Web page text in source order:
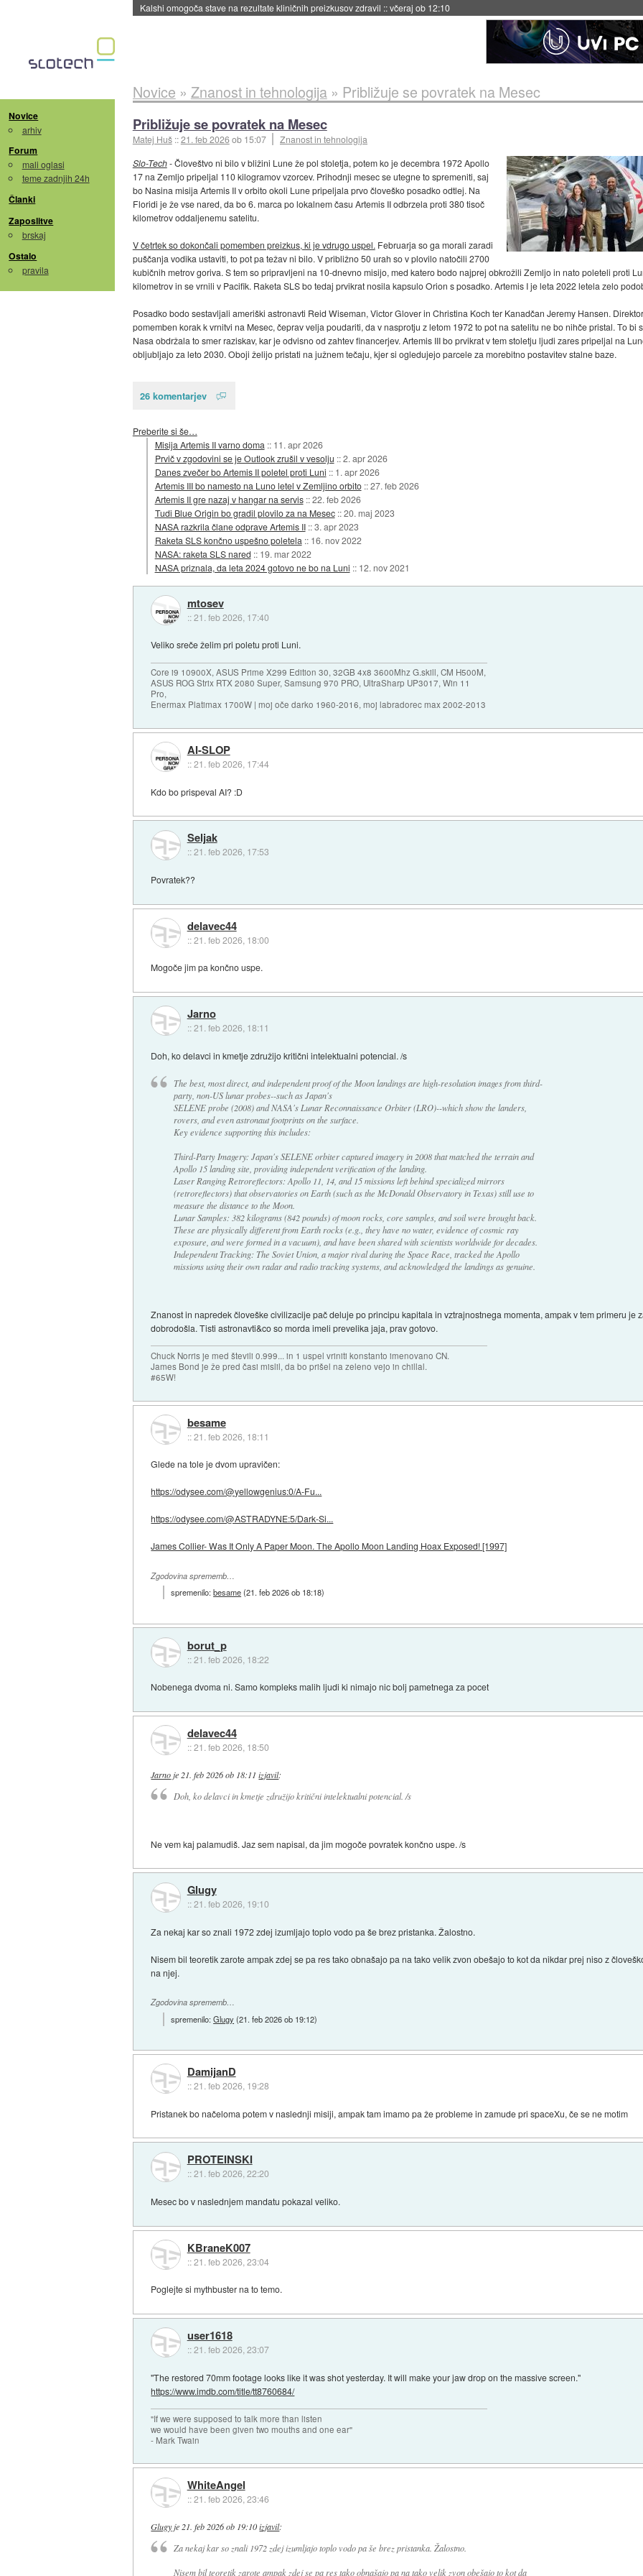
Sandisk že prodal več kot polovico SSD-jev za naslednji dve leti::včeraj ob 11:37
Novice
arhiv
Forum
mali oglasi
teme zadnjih 24h
Članki
Zaposlitve
brskaj
Ostalo
pravila
Novice » Znanost in tehnologija» Približuje se povratek na Mesec
Približuje se povratek na Mesec
Matej Huš ::21. feb 2026ob 15:07
Znanost in tehnologija
Slo-Tech- Človeštvo ni bilo v bližini Lune že pol stoletja, potem ko je decembra 1972 Apollo
17 na Zemljo pripeljal 110 kilogramov vzorcev. Prihodnji mesec se utegne to spremeniti, saj
bo Nasina misija Artemis II v orbito okoli Lune pripeljala prvo človeško posadko odtlej. Na
Floridi je že vse nared, da bo 6. marca po lokalnem času Artemis II odbrzela proti 380 tisoč
kilometrov oddaljenemu satelitu.
V četrtek so dokončali pomemben preizkus, ki je vdrugo uspel. Februarja so ga morali zaradi
puščanja vodika ustaviti, to pot pa težav ni bilo. V približno 50 urah so v plovilo natočili 2700
kubičnih metrov goriva. S tem so pripravljeni na 10-dnevno misijo, med katero bodo najprej obkrožili Zemljo in nato poleteli proti
kilometrov in se vrnili v Pacifik. Raketa SLS bo tedaj prvikrat nosila kapsulo Orion s posadko. Artemis I je leta 2022 letela zelo
Posadko bodo sestavljali ameriški astronavti Reid Wiseman, Victor Glover in Christina Koch ter Kanadčan Jeremy Hansen.
pomemben korak k vrnitvi na Mesec, čeprav velja poudariti, da v nasprotju z letom 1972 to pot na satelitu ne bo nihče pristal. To
Nasa obdržala to smer raziskav, kar je odvisno od zahtev financerjev. Artemis III bo prvikrat v tem stoletju ljudi zares pripeljal na
obljubljajo za leto 2030. Oboji želijo pristati na južnem tečaju, kjer si ogledujejo parcele za morebitno postavitev stalne baze.
26 komentarjev
Preberite si še…
Misija Artemis II varno doma :: 11. apr 2026
Prvič v zgodovini se je Outlook zrušil v vesolju ::2. apr 2026
Danes zvečer bo Artemis II poletel proti Luni :: 1. apr 2026
Artemis III bo namesto na Luno letel v Zemljino orbito ::27. feb 2026
Artemis II gre nazaj v hangar na servis ::22. feb 2026
Tudi Blue Origin bo gradil plovilo za na Mesec ::20. maj 2023
NASA razkrila člane odprave Artemis II ::3. apr 2023
Raketa SLS končno uspešno poletela :: 16. nov 2022
NASA: raketa SLS nared :: 19. mar 2022
NASA priznala, da leta 2024 gotovo ne bo na Luni :: 12. nov 2021
mtosev
::21. feb 2026, 17:40
Veliko sreče želim pri poletu proti Luni.
Core i9 10900X, ASUS Prime X299 Edition 30, 32GB 4x8 3600Mhz G.skill, CM H500M,
ASUS ROG Strix RTX 2080 Super, Samsung 970 PRO, UltraSharp UP3017, Win 11
Pro,
Enermax Platimax 1700W | moj oče darko 1960-2016, moj labradorec max 2002-2013
AI-SLOP
::21. feb 2026, 17:44
Kdo bo prispeval AI? :D
Seljak
::21. feb 2026, 17:53
Povratek??
delavec44
::21. feb 2026, 18:00
Mogoče jim pa končno uspe.
Jarno
::21. feb 2026, 18:11
Doh, ko delavci in kmetje združijo kritični intelektualni potencial. /s
The best, most direct, and independent proof of the Moon landings are high-resolution images from third-
party, non-US lunar probes--such as Japan's
SELENE probe (2008) and NASA's Lunar Reconnaissance Orbiter (LRO)--which show the landers,
rovers, and even astronaut footprints on the surface.
Key evidence supporting this includes:
Third-Party Imagery: Japan's SELENE orbiter captured imagery in 2008 that matched the terrain and
Apollo 15 landing site, providing independent verification of the landing.
Laser Ranging Retroreflectors: Apollo 11, 14, and 15 missions left behind specialized mirrors
(retroreflectors) that observatories on Earth (such as the McDonald Observatory in Texas) still use to
measure the distance to the Moon.
Lunar Samples: 382 kilograms (842 pounds) of moon rocks, core samples, and soil were brought back.
These are physically different from Earth rocks (e.g., they have no water, evidence of cosmic ray
exposure, and were formed in a vacuum), and have been shared with scientists worldwide for decades.
Independent Tracking: The Soviet Union, a major rival during the Space Race, tracked the Apollo
missions using their own radar and radio tracking systems, and acknowledged the landings as genuine.
Znanost in napredek človeške civilizacije pač deluje po principu kapitala in vztrajnostnega momenta, ampak v tem primeru je
dobrodošla. Tisti astronavti&co so morda imeli prevelika jaja, prav gotovo.
Chuck Norris je med števili 0.999... in 1 uspel vriniti konstanto imenovano CN.
James Bond je že pred časi mislil, da bo prišel na zeleno vejo in chillal.
#65W!
besame
::21. feb 2026, 18:11
Glede na tole je dvom upravičen:
https://odysee.com/@yellowgenius:0/A-Fu...
https://odysee.com/@ASTRADYNE:5/Dark-Si...
James Collier- Was It Only A Paper Moon. The Apollo Moon Landing Hoax Exposed! [1997]
Zgodovina sprememb…
spremenilo:besame(21. feb 2026 ob 18:18)
borut_p
::21. feb 2026, 18:22
Nobenega dvoma ni. Samo kompleks malih ljudi ki nimajo nic bolj pametnega za pocet
delavec44
::21. feb 2026, 18:50
Jarno je 21. feb 2026 ob 18:11 izjavil:
Doh, ko delavci in kmetje združijo kritični intelektualni potencial. /s
Ne vem kaj palamudiš. Jaz sem napisal, da jim mogoče povratek končno uspe. /s
Glugy
::21. feb 2026, 19:10
Za nekaj kar so znali 1972 zdej izumljajo toplo vodo pa še brez pristanka. Žalostno.
Nisem bil teoretik zarote ampak zdej se pa res tako obnašajo pa na tako velik zvon obešajo to kot da nikdar prej niso z
na njej.
Zgodovina sprememb…
spremenilo:Glugy (21. feb 2026 ob 19:12)
DamijanD
::21. feb 2026, 19:28
Pristanek bo načeloma potem v naslednji misiji, ampak tam imamo pa že probleme in zamude pri spaceXu, če se ne motim
PROTEINSKI
::21. feb 2026, 22:20
Mesec bo v naslednjem mandatu pokazal veliko.
KBraneK007
::21. feb 2026, 23:04
Poglejte si mythbuster na to temo.
user1618
::21. feb 2026, 23:07
"The restored 70mm footage looks like it was shot yesterday. It will make your jaw drop on the massive screen."
https://www.imdb.com/title/tt8760684/
"If we were supposed to talk more than listen
we would have been given two mouths and one ear"
- Mark Twain
WhiteAngel
::21. feb 2026, 23:46
Glugyje 21. feb 2026 ob 19:10 izjavil:
Za nekaj kar so znali 1972 zdej izumljajo toplo vodo pa še brez pristanka. Žalostno.
Nisem bil teoretik zarote ampak zdej se pa res tako obnašajo pa na tako velik zvon obešajo to kot da